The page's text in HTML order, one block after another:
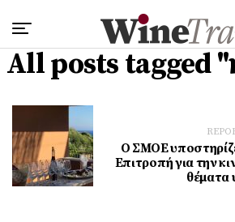
All posts tagged
Ο ΣΜΟΕ
Επιτροπή για την
θέματα